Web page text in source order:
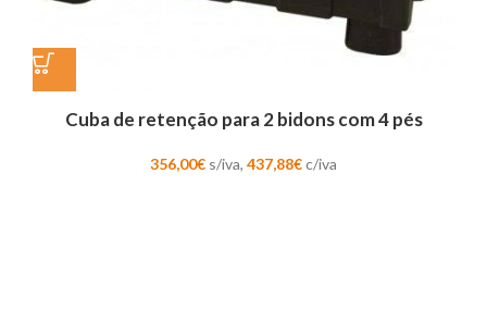
Cuba de retenção para 2 bidons com 4 pés
356,00€ s/iva, 437,88€c/iva